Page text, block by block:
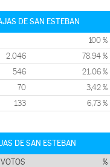
DE SAN ESTEBAN
100 %
2.046 78,94 %
546 21,06 %
70 3,42 %
133 6,73 %
DE SAN ESTEBAN
VOTOS %